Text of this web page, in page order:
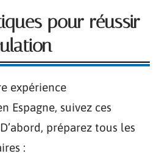
pour réussir
expérience
Espagne, suivez ces
préparez tous les
: